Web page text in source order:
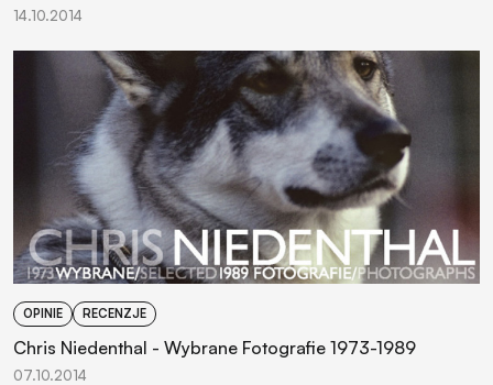
14.10.2014
OPINIE RECENZJE
Chris Niedenthal - Wybrane Fotografie 1973-1989
07.10.2014